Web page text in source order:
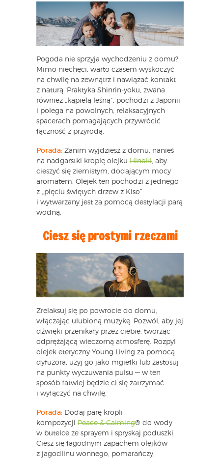
Pogoda nie sprzyja wychodzeniu z domu?
Mimo niechęci, warto czasem wyskoczyć
na chwilę na zewnątrz i nawiązać kontakt
z naturą. Praktyka Shinrin-yoku, zwana
również „kąpielą leśną”, pochodzi z Japonii
i polega na powolnych, relaksacyjnych
spacerach pomagających przywrócić
łączność z przyrodą.
Porada: Zanim wyjdziesz z domu, nanieś
na nadgarstki kroplę olejku Hinoki, aby
cieszyć się ziemistym, dodającym mocy
aromatem. Olejek ten pochodzi z jednego
z „pięciu świętych drzew z Kiso”
i wytwarzany jest za pomocą destylacji parą
wodną.
Ciesz się prostymi rzeczami
Zrelaksuj się po powrocie do domu,
włączając ulubioną muzykę. Pozwól, aby jej
dźwięki przenikały przez ciebie, tworząc
odprężającą wieczorną atmosferę. Rozpyl
olejek eteryczny Young Living za pomocą
dyfuzora, użyj go jako mgiełki lub zastosuj
na punkty wyczuwania pulsu — w ten
sposób łatwiej będzie ci się zatrzymać
i wyłączyć na chwilę.
Porada: Dodaj parę kropli
kompozycji Peace & Calming® do wody
w butelce ze sprayem i spryskaj poduszki.
Ciesz się łagodnym zapachem olejków
z jagodlinu wonnego, pomarańczy,